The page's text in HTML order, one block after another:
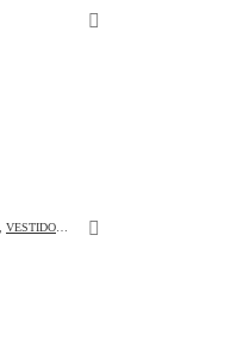
VESTIDOS LARGOS